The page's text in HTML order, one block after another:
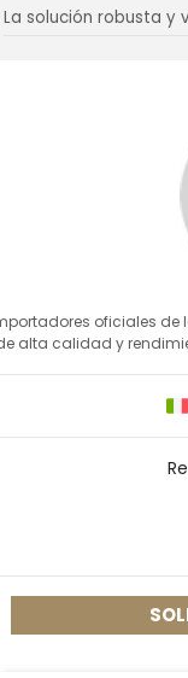
La solución robusta y
oficiales de
alta calidad y